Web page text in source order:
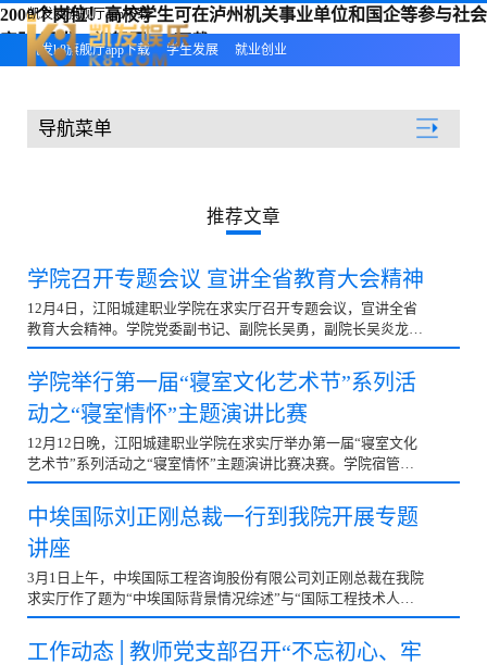
2000个岗位！高校学生可在泸州机关事业单位和国企等参与社会
实践-凯发k8旗舰厅app下载
凯发k8旗舰厅app下载
凯发k8旗舰厅app下载 学生发展 就业创业
导航菜单
推荐文章
学院召开专题会议 宣讲全省教育大会精神
12月4日，江阳城建职业学院在求实厅召开专题会议，宣讲全省
教育大会精神。学院党委副书记、副院长吴勇，副院长吴炎龙、
院长助理卢琼、各部门负责人出席，全体教职工参会。...
学院举行第一届“寝室文化艺术节”系列活
动之“寝室情怀”主题演讲比赛
12月12日晚，江阳城建职业学院在求实厅举办第一届“寝室文化
艺术节”系列活动之“寝室情怀”主题演讲比赛决赛。学院宿管老
师及各辅导员担任此次决赛评委。 比赛过程中，12...
中埃国际刘正刚总裁一行到我院开展专题
讲座
3月1日上午，中埃国际工程咨询股份有限公司刘正刚总裁在我院
求实厅作了题为“中埃国际背景情况综述”与“国际工程技术人员
素质与教育养成”的讲座。我院院长任宝良、教师...
工作动态│教师党支部召开“不忘初心、牢